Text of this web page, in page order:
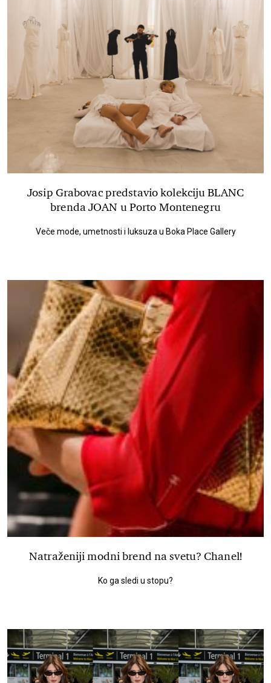
Josip Grabovac predstavio kolekciju BLANC
brenda JOAN u Porto Montenegru
Veče mode, umetnosti i luksuza u Boka Place Gallery
Natraženiji modni brend na svetu? Chanel!
Ko ga sledi u stopu?